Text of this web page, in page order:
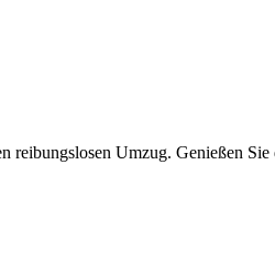
reibungslosen Umzug. Genießen